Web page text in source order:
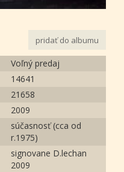
pridať do albumu
Voľný predaj
14641
21658
2009
súčasnosť (cca od
r.1975)
signovane D.lechan
2009